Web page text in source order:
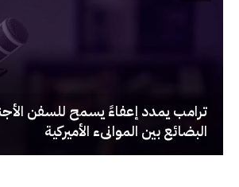
‏ترامب يمدد إعفاءً يسمح للسفن
البضائع بين الموانىء الأميركية